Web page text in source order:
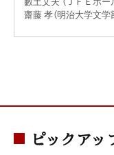
齋藤 孝（明治大学文学
ピックアッ